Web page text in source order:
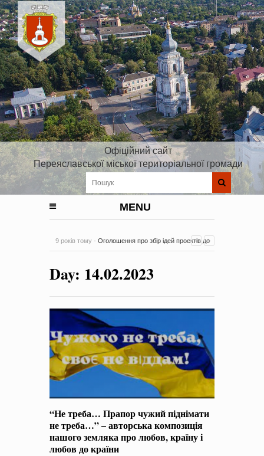
Офіційний сайт
Переяславської міської територіальної громади
MENU
9 років тому - Оголошення про збір ідей проектів до
на період 2018 – 2020 роки Оголошення про збір ідей
проектів
-0 Коментарів
Day: 14.02.2023
“Не треба… Прапор чужий піднімати
не треба…” – авторська композиція
нашого земляка про любов, країну і
любов до країни